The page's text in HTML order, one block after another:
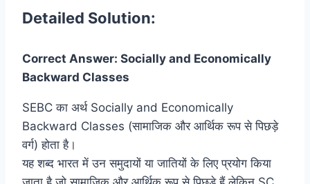
Detailed Solution:
Correct Answer: Socially and Economically
Backward Classes
SEBC का अर्थ Socially and Economically
Backward Classes (सामाजिक और आर्थिक रूप से पिछड़े
वर्ग) होता है।
यह शब्द भारत में उन समुदायों या जातियों के लिए प्रयोग किया